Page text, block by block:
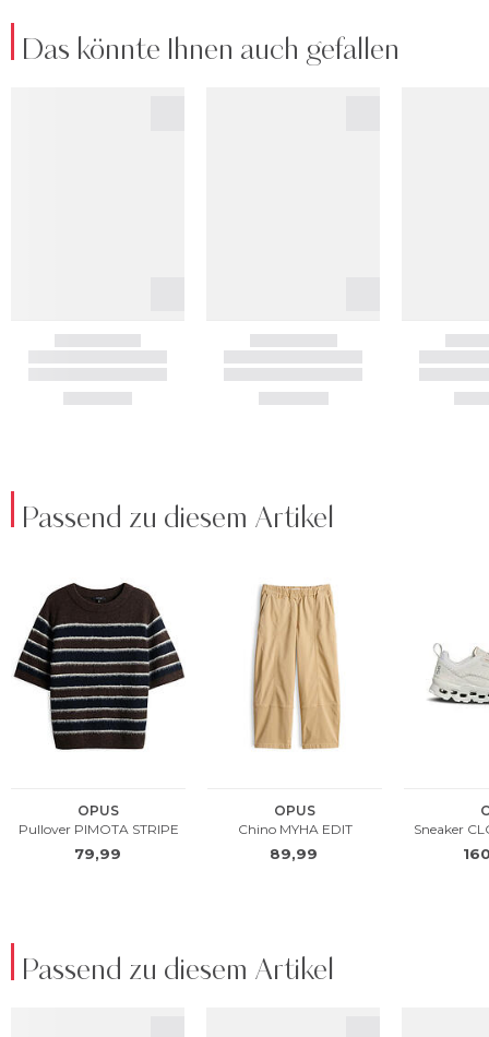
Das könnte Ihnen auch gefallen
Passend zu diesem Artikel
Passend zu diesem Artikel